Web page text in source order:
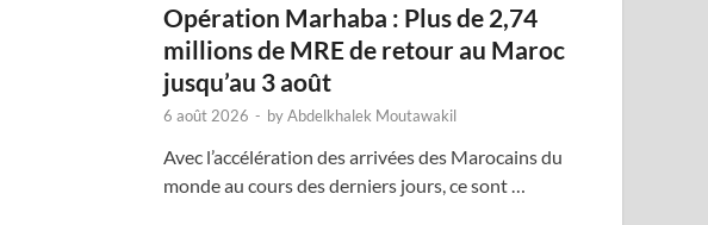
Opération Marhaba : Plus de 2,74
millions de MRE de retour au Maroc
jusqu’au 3 août
6 août 2026 - byAbdelkhalek Moutawakil
Avec l’accélération des arrivées des Marocains du
monde au cours des derniers jours, ce sont …